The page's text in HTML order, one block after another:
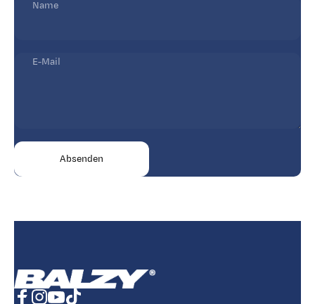
Name
E-Mail
Absenden
Absenden
BALZY